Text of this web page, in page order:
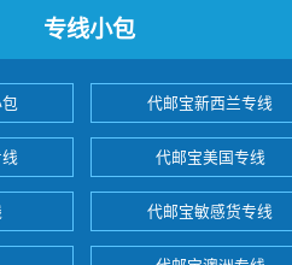
专线小包
代邮宝新西兰专线
代邮宝美国专线
代邮宝敏感货专线